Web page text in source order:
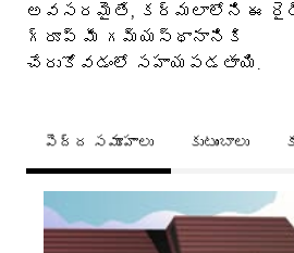
అవసరమైతే, కర్మలాలోని ఈ రైడ్
గ్రూప్ మీ గమ్యస్థానానికి
చేరుకోవడంలో సహాయపడతాయి.
పెద్ద సమూహాలు కుటుంబాలు